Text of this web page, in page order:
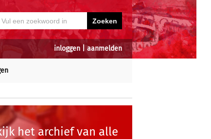
inloggen aanmelden
het archief van alle